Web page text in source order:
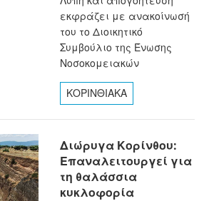
εκφράζει με ανακοίνωσή
του το Διοικητικό
Συμβούλιο της Ένωσης
Νοσοκομειακών
ΚΟΡΙΝΘΙΑΚΑ
Διώρυγα Κορίνθου:
Επαναλειτουργεί για
τη θαλάσσια
κυκλοφορία